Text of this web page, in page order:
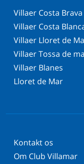
Villaer Costa Brava
Villaer Costa
Villaer Lloret de
Villaer Tossa de
Villaer Blanes
Lloret de Mar
Kontakt os
Om Club Villamar